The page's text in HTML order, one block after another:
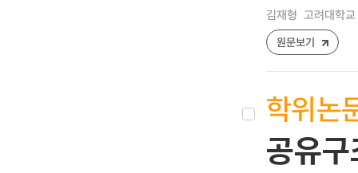
김재형 고려대학
원문보기
학위논
공유